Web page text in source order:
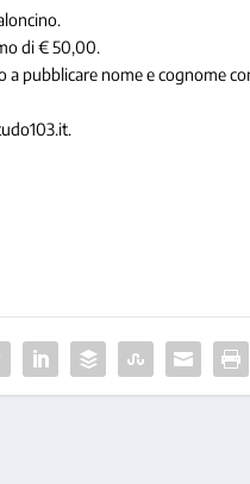
di € 50,00.
a pubblicare nome e cognome